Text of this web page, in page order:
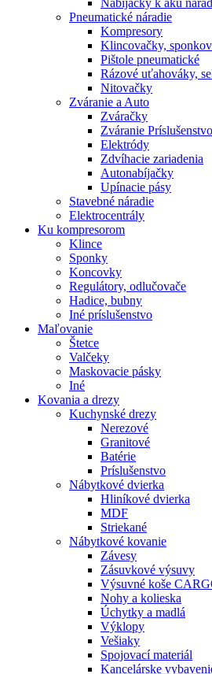
Nabíjačky k aku
Pneumatické náradie
Kompresory
Klincovačky,
Pištole pneumatické
Rázové uťahováky,
Nitovačky
Zváranie a Auto
Zváračky
Zváranie Príslušenstvo
Elektródy
Zdvíhacie zariadenia
Autonabíjačky
Upínacie pásy
Stavebné náradie
Elektrocentrály
Ku kompresorom
Klince
Sponky
Koncovky
Regulátory, odlučovače
Hadice, bubny
Iné príslušenstvo
Maľovanie
Štetce
Valčeky
Maskovacie pásky
Iné
Kovania a drezy
Kuchynské drezy
Nerezové
Granitové
Batérie
Príslušenstvo
Nábytkové dvierka
Hliníkové dvierka
MDF
Striekané
Nábytkové kovanie
Závesy
Zásuvkové výsuvy
Výsuvné koše
Nohy a kolieska
Úchytky a madlá
Výklopy
Vešiaky
Spojovací materiál
Kancelárske